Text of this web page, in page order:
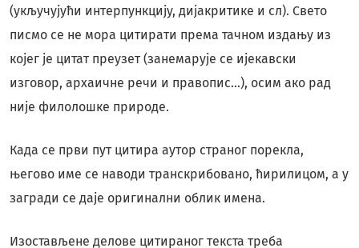
(укључујући интерпункцију, дијакритике и сл). Свето
писмо се не мора цитирати према тачном издању из
којег је цитат преузет (занемарује се ијекавски
изговор, архаичне речи и правопис...), осим ако рад
није филолошке природе.
Када се први пут цитира аутор страног порекла,
његово име се наводи транскрибовано, ћирилицом, а у
загради се даје оригинални облик имена.
Изостављене делове цитираног текста треба